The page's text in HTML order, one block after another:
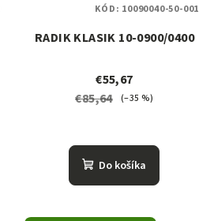
RADIK KLASIK 10-0900/0400
€55,67
€85,64
(–35 %)
Do košíka
KÓD: 10090040-50-